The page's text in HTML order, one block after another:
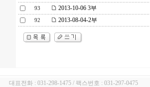
93 2013-10-06 3부
92 2013-08-04-2부
대표전화 : 031-298-1475 / 팩스번호 : 031-297-0475